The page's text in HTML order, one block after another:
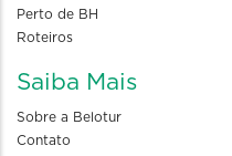
Perto de BH
Roteiros
Saiba Mais
Sobre a Belotur
Contato